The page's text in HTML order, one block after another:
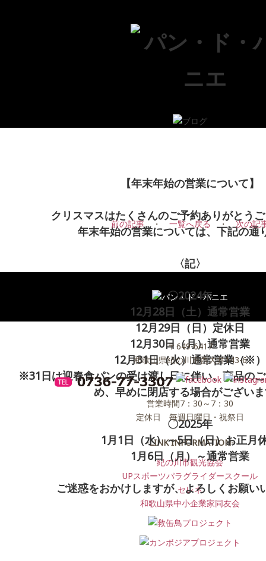
【年末年始の営業について】
クリスマスはたくさんのご予約ありがとう
年末年始の営業については、下記の通
〈記〉
〇2024年
12月28日（土）通常営業
12月29日（日）定休日
12月30日（月）通常営業
12月31日（火）通常営業（※）
※31日は迎春食パンの受け渡し日に伴い、商品の
め、早めに閉店する場合がござい
〇2025年
1月1日（水）～5日（日）お正月
1月6日（月）～通常営業
ご迷惑をおかけしますが、よろしくお願い
前の記事・ 一覧へ戻る ・次の記
〒649-6417
和歌山県紀の川市西大井143-6
営業時間7：30～7：30
定休日 毎週日曜日・祝祭日
-LINK INFORMATION-
紀の川市観光協会
UPスポーツパラグライダースクール
セレネ
和歌山県中小企業家同友会